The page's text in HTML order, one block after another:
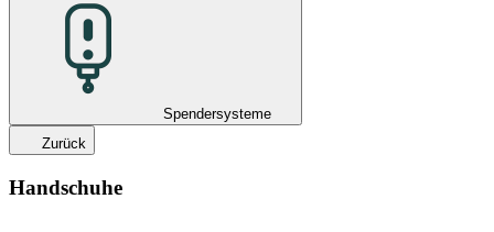
Spendersysteme
Zurück
Handschuhe